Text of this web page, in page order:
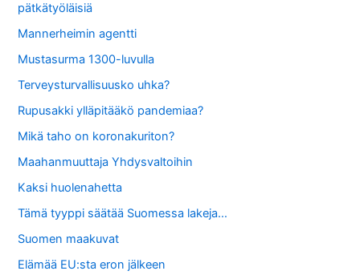
pätkätyöläisiä
Mannerheimin agentti
Mustasurma 1300-luvulla
Terveysturvallisuusko uhka?
Rupusakki ylläpitääkö pandemiaa?
Mikä taho on koronakuriton?
Maahanmuuttaja Yhdysvaltoihin
Kaksi huolenahetta
Tämä tyyppi säätää Suomessa lakeja…
Suomen maakuvat
Elämää EU:sta eron jälkeen